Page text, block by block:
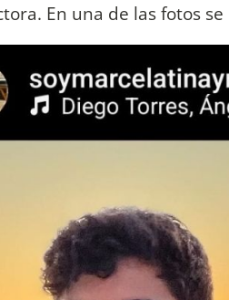
En una de las fotos